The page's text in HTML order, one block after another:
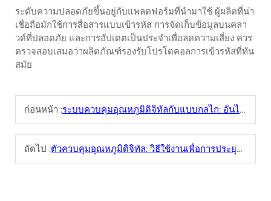
ระดับความปลอดภัยขึ้นอยู่กับแพลตฟอร์มที่นำมาใช้ ผู้ผลิตที่น่า
เชื่อถือมักใช้การสื่อสารแบบเข้ารหัส การจัดเก็บข้อมูลบนคลา
วด์ที่ปลอดภัย และการอัปเดตเป็นประจำเพื่อลดความเสี่ยง ควร
ตรวจสอบเสมอว่าผลิตภัณฑ์รองรับโปรโตคอลการเข้ารหัสที่ทัน
สมัย
ก่อนหน้า :ระบบควบคุมอุณหภูมิดิจิทัลกับแบบกลไก: อันไหนดีกว่ากันสำหรับตู้แช่แข็ง?
ถัดไป :ตัวควบคุมอุณหภูมิดิจิทัล: วิธีใช้งานเพื่อการประยุกต์ใช้งานในอุตสาหกรรมที่แม่นยำ